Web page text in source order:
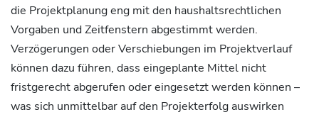
die Projektplanung eng mit den haushaltsrechtlichen
Vorgaben und Zeitfenstern abgestimmt werden.
Verzögerungen oder Verschiebungen im Projektverlauf
können dazu führen, dass eingeplante Mittel nicht
fristgerecht abgerufen oder eingesetzt werden können –
was sich unmittelbar auf den Projekterfolg auswirken